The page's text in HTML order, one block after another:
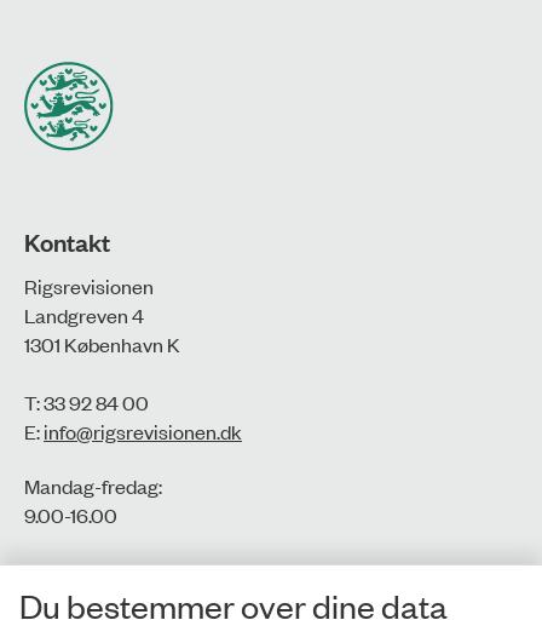
Kontakt
Rigsrevisionen
Landgreven 4
1301 København K
T: 33 92 84 00
E:info@rigsrevisionen.dk
Mandag-fredag:
9.00-16.00​
CVR-nr.: 77806113
EAN-nr.: 5798000016002
Du bestemmer over dine data